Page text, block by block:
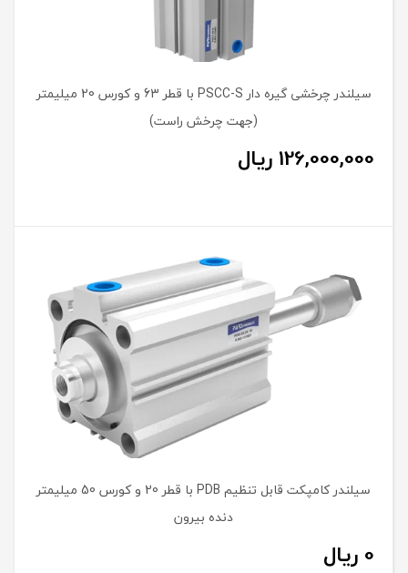
سیلندر چرخشی گیره دار PSCC-S با قطر 63 و کورس 20 میلیمتر
(جهت چرخش راست)
126,000,000 ریال
سیلندر کامپکت قابل تنظیم PDB با قطر 20 و کورس 50 میلیمتر
دنده بیرون
0 ریال